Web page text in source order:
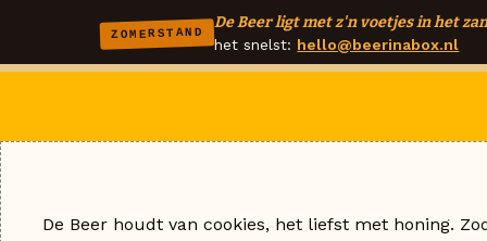
ZOMERSTAND
De Beer ligt met z'n voetjes in het
het snelst: hello@beerinabox.nl
De Beer houdt van cookies, het liefst met honing.